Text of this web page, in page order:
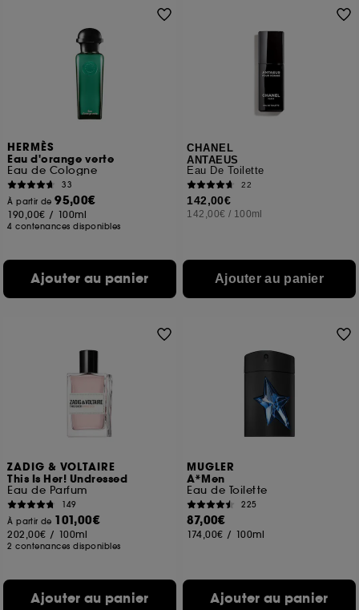
HERMÈS
Eau d'orange verte
Eau de Cologne
33
À partir de95,00€
190,00€ / 100ml
4 contenances disponibles
Ajouter au panier
CHANEL
ANTAEUS
Eau De Toilette
22
142,00€
142,00€ / 100ml
Ajouter au panier
ZADIG & VOLTAIRE
This Is Her! Undressed
Eau de Parfum
149
À partir de 101,00€
202,00€ / 100ml
2 contenances disponibles
Ajouter au panier
MUGLER
A*Men
Eau de Toilette
225
87,00€
174,00€ / 100ml
Ajouter au panier